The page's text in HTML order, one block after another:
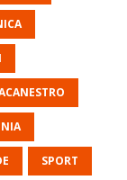
SPORT